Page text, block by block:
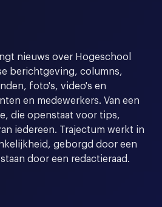
nieuws over Hogeschool
berichtgeving, columns,
foto's, video's en
en medewerkers. Van een
die openstaat voor tips,
iedereen. Trajectum werkt in
geborgd door een
door een redactieraad.